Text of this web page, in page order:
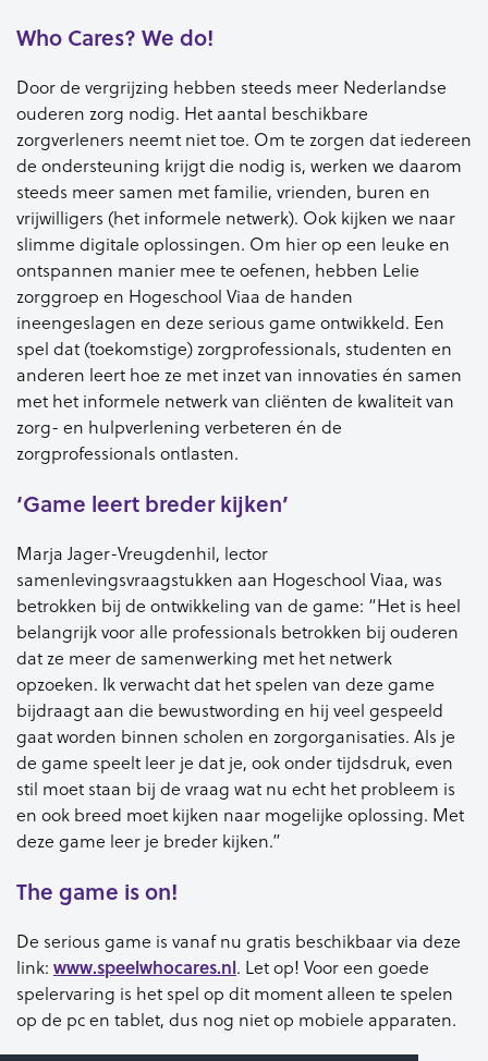
Who Cares? We do!
Door de vergrijzing hebben steeds meer Nederlandse
ouderen zorg nodig. Het aantal beschikbare
zorgverleners neemt niet toe. Om te zorgen dat iedereen
de ondersteuning krijgt die nodig is, werken we daarom
steeds meer samen met familie, vrienden, buren en
vrijwilligers (het informele netwerk). Ook kijken we naar
slimme digitale oplossingen. Om hier op een leuke en
ontspannen manier mee te oefenen, hebben Lelie
zorggroep en Hogeschool Viaa de handen
ineengeslagen en deze serious game ontwikkeld. Een
spel dat (toekomstige) zorgprofessionals, studenten en
anderen leert hoe ze met inzet van innovaties én samen
met het informele netwerk van cliënten de kwaliteit van
zorg- en hulpverlening verbeteren én de
zorgprofessionals ontlasten.
‘Game leert breder kijken’
Marja Jager-Vreugdenhil, lector
samenlevingsvraagstukken aan Hogeschool Viaa, was
betrokken bij de ontwikkeling van de game: “Het is heel
belangrijk voor alle professionals betrokken bij ouderen
dat ze meer de samenwerking met het netwerk
opzoeken. Ik verwacht dat het spelen van deze game
bijdraagt aan die bewustwording en hij veel gespeeld
gaat worden binnen scholen en zorgorganisaties. Als je
de game speelt leer je dat je, ook onder tijdsdruk, even
stil moet staan bij de vraag wat nu echt het probleem is
en ook breed moet kijken naar mogelijke oplossing. Met
deze game leer je breder kijken.”
The game is on!
De serious game is vanaf nu gratis beschikbaar via deze
link: www.speelwhocares.nl. Let op! Voor een goede
spelervaring is het spel op dit moment alleen te spelen
op de pc en tablet, dus nog niet op mobiele apparaten.